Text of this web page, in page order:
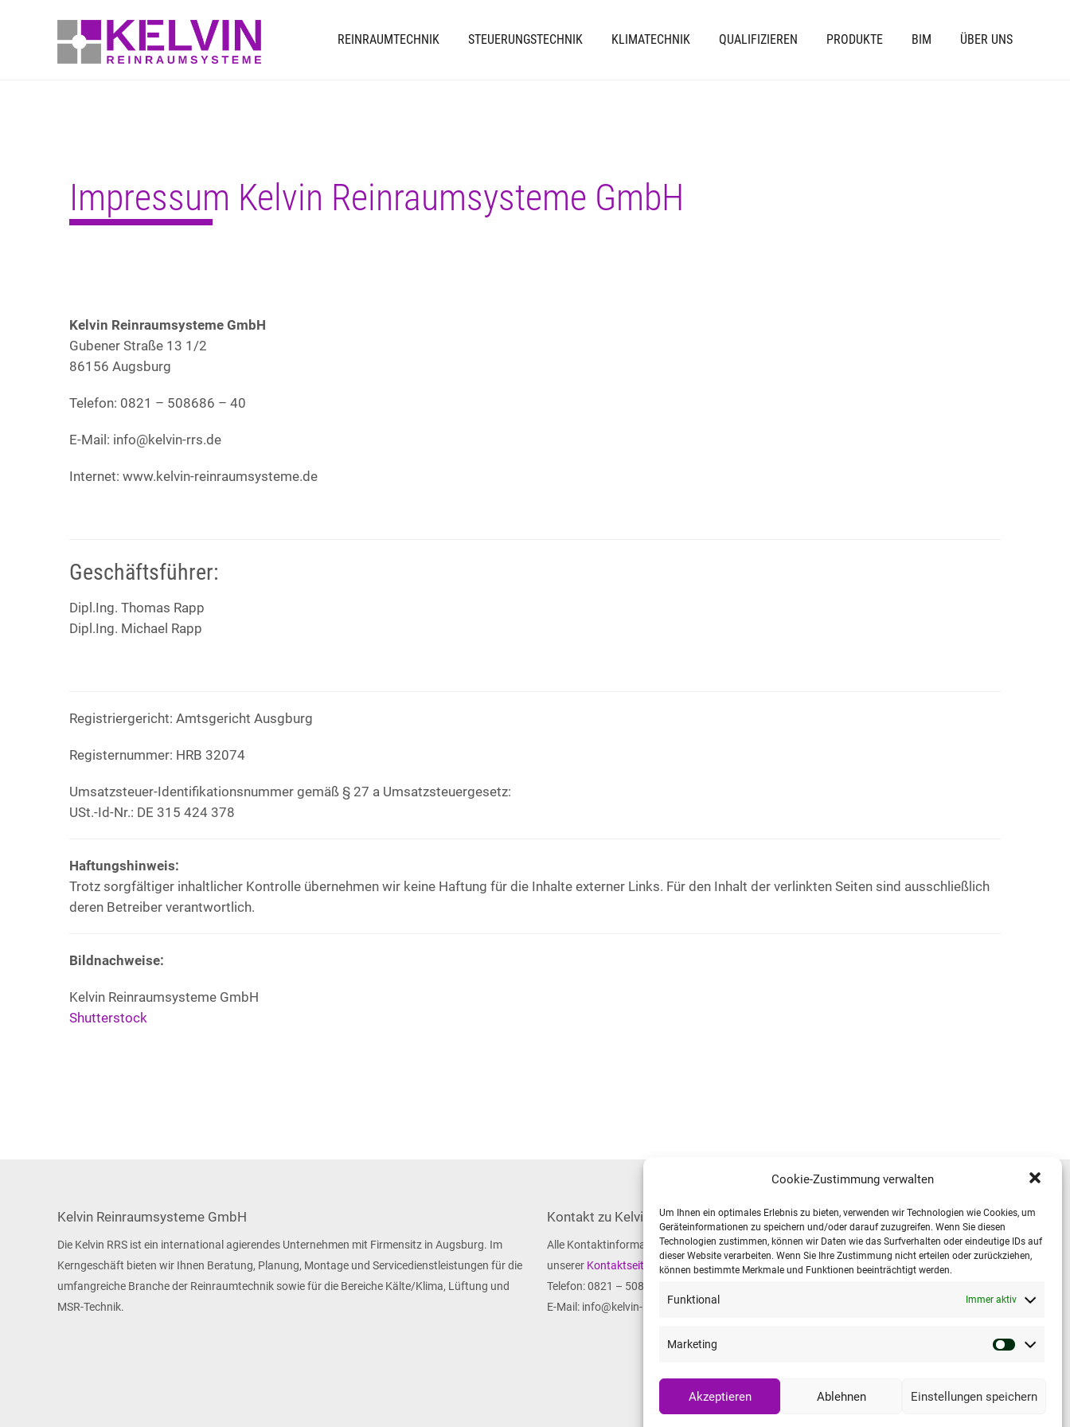
Cookie-Zustimmung verwalten
Um Ihnen ein optimales Erlebnis zu bieten, verwenden wir Technologien wie Cookies, um
Geräteinformationen zu speichern und/oder darauf zuzugreifen. Wenn Sie diesen
Technologien zustimmen, können wir Daten wie das Surfverhalten oder eindeutige IDs auf
dieser Website verarbeiten. Wenn Sie Ihre Zustimmung nicht erteilen oder zurückziehen,
können bestimmte Merkmale und Funktionen beeinträchtigt werden.
Funktional Immer aktiv
Marketing
Akzeptieren Ablehnen Einstellungen speichern
REINRAUMTECHNIK STEUERUNGSTECHNIK KLIMATECHNIK QUALIFIZIEREN PRODUKTE BIM ÜBER UNS
Impressum Kelvin Reinraumsysteme GmbH
Kelvin Reinraumsysteme GmbH
Gubener Straße 13 1/2
86156 Augsburg
Telefon: 0821 – 508686 – 40
E-Mail: info@kelvin-rrs.de
Internet: www.kelvin-reinraumsysteme.de
Geschäftsführer:
Dipl.Ing. Thomas Rapp
Dipl.Ing. Michael Rapp
Registriergericht: Amtsgericht Ausgburg
Registernummer: HRB 32074
Umsatzsteuer-Identifikations­nummer gemäß § 27 a Umsatzsteuergesetz:
USt.-Id-Nr.: DE 315 424 378
Haftungshinweis:
Trotz sorgfältiger inhaltlicher Kontrolle übernehmen wir keine Haftung für die Inhalte externer Links. Für den Inhalt der verlinkten Seiten sind ausschließlich
deren Betreiber verantwortlich.
Bildnachweise:
Kelvin Reinraumsysteme GmbH
Shutterstock
Kelvin Reinraumsysteme GmbH
Die Kelvin RRS ist ein international agierendes Unternehmen mit Firmensitz in Augsburg. Im
Kerngeschäft bieten wir Ihnen Beratung, Planung, Montage und Servicedienstleistungen für die
umfangreiche Branche der Reinraumtechnik sowie für die Bereiche Kälte/Klima, Lüftung und
MSR-Technik.
Kontakt zu Kelvin
Alle Kontaktinformationen finden Sie auf
unserer Kontaktseite
Telefon: 0821 – 508686 – 40
E-Mail: info@kelvin-rrs.de
Wichtige Links
Datenschutzerklärung
Impressum Kelvin Reinraumsysteme GmbH